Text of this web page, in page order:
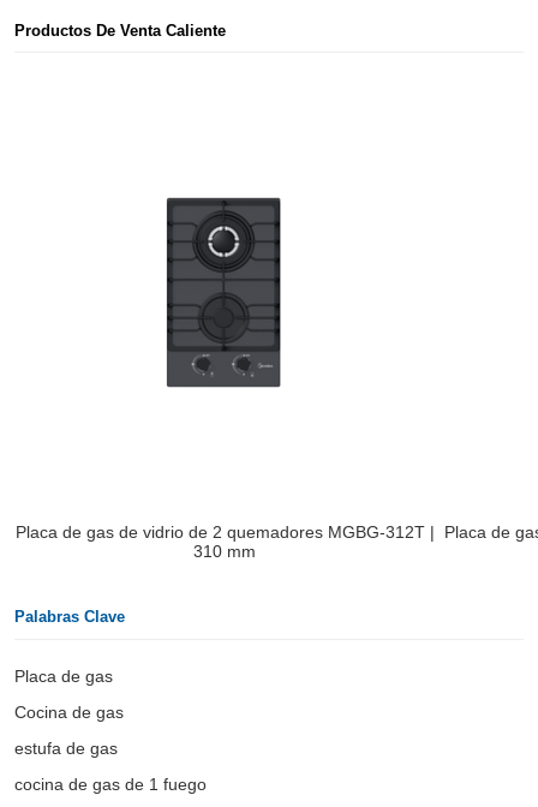
Productos De Venta Caliente
Placa de gas de vidrio de 2 quemadores MGBG-312T |
310 mm
Placa de
Palabras Clave
Placa de gas
Cocina de gas
estufa de gas
cocina de gas de 1 fuego